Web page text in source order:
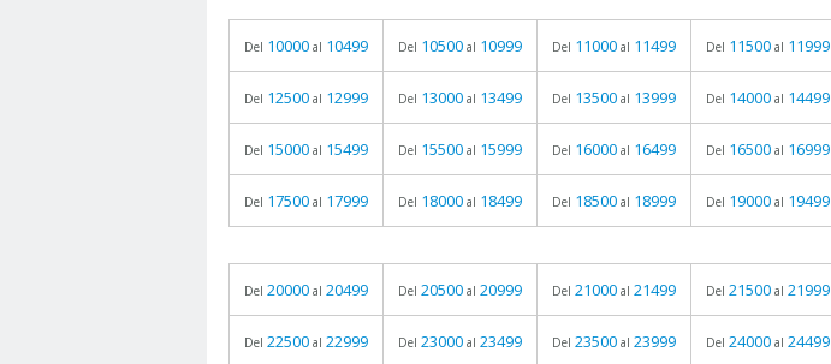
Del 10000 al 10499 Del 10500 al 10999 Del 11000 al 11499 Del 11500 al 11999
Del 12500 al 12999 Del 13000 al 13499 Del 13500 al 13999 Del 14000 al 14499
Del 15000 al 15499 Del 15500 al 15999 Del 16000 al 16499 Del 16500 al 16999
Del 17500 al 17999 Del 18000 al 18499 Del 18500 al 18999 Del 19000 al 19499
Del 20000 al 20499 Del 20500 al 20999 Del 21000 al 21499 Del 21500 al 21999
Del 22500 al 22999 Del 23000 al 23499 Del 23500 al 23999 Del 24000 al 24499